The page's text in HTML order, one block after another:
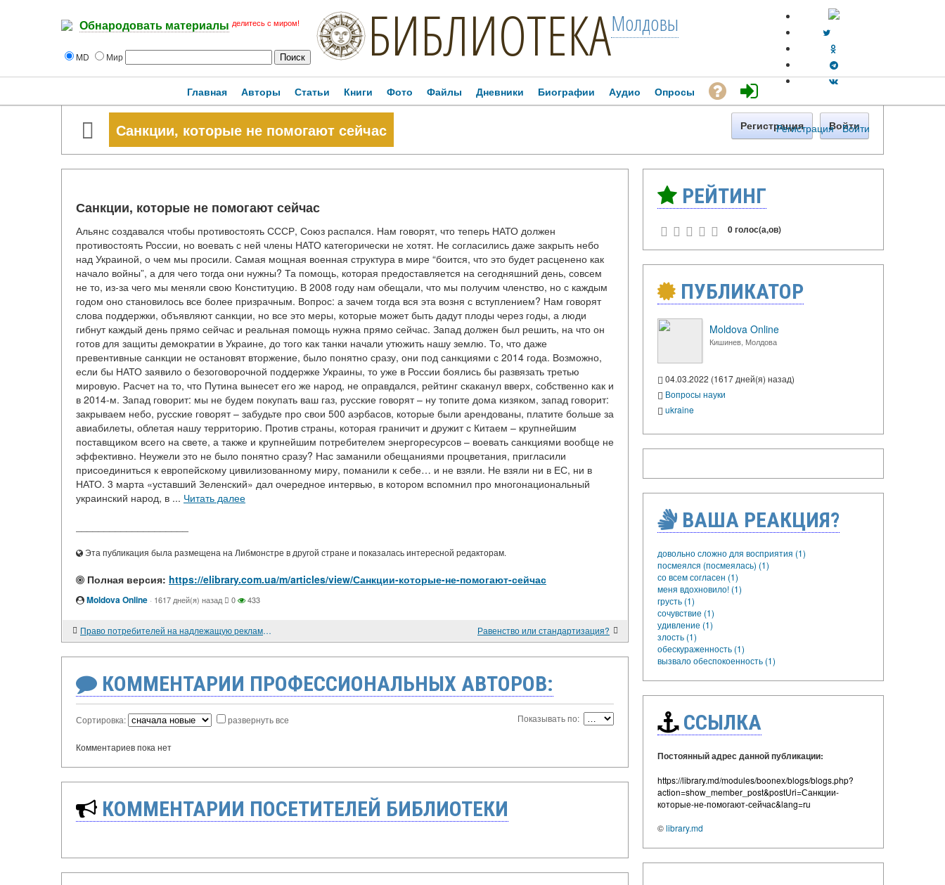
Обнародовать материалы делитесь с миром!
MD Мир БИБЛИОТЕКАМолдовы
Регистрация · Войти
Главная Авторы Статьи Книги Фото Файлы Дневники Биографии Аудио Опросы
Санкции, которые не помогают сейчас Регистрация Войти
Санкции, которые не помогают сейчас
Альянс создавался чтобы противостоять СССР, Союз распался. Нам говорят, что теперь НАТО должен
противостоять России, но воевать с ней члены НАТО категорически не хотят. Не согласились даже закрыть небо
над Украиной, о чем мы просили. Самая мощная военная структура в мире “боится, что это будет расценено как
начало войны”, а для чего тогда они нужны? Та помощь, которая предоставляется на сегодняшний день, совсем
не то, из-за чего мы меняли свою Конституцию. В 2008 году нам обещали, что мы получим членство, но с каждым
годом оно становилось все более призрачным. Вопрос: а зачем тогда вся эта возня с вступлением? Нам говорят
слова поддержки, объявляют санкции, но все это меры, которые может быть дадут плоды через годы, а люди
гибнут каждый день прямо сейчас и реальная помощь нужна прямо сейчас. Запад должен был решить, на что он
готов для защиты демократии в Украине, до того как танки начали утюжить нашу землю. То, что даже
превентивные санкции не остановят вторжение, было понятно сразу, они под санкциями с 2014 года. Возможно,
если бы НАТО заявило о безоговорочной поддержке Украины, то уже в России боялись бы развязать третью
мировую. Расчет на то, что Путина вынесет его же народ, не оправдался, рейтинг скаканул вверх, собственно как и
в 2014-м. Запад говорит: мы не будем покупать ваш газ, русские говорят – ну топите дома кизяком, запад говорит:
закрываем небо, русские говорят – забудьте про свои 500 аэрбасов, которые были арендованы, платите больше за
авиабилеты, облетая нашу территорию. Против страны, которая граничит и дружит с Китаем – крупнейшим
поставщиком всего на свете, а также и крупнейшим потребителем энергоресурсов – воевать санкциями вообще не
эффективно. Неужели это не было понятно сразу? Нас заманили обещаниями процветания, пригласили
присоединиться к европейскому цивилизованному миру, поманили к себе… и не взяли. Не взяли ни в ЕС, ни в
НАТО. 3 марта «уставший Зеленский» дал очередное интервью, в котором вспомнил про многонациональный
украинский народ, в ... Читать далее
Эта публикация была размещена на Либмонстре в другой стране и показалась интересной редакторам.
Полная версия: https://elibrary.com.ua/m/articles/view/Санкции-которые-не-помогают-сейчас
Moldova Online · 1617 дней(я) назад 0 433
Право потребителей на надлежащую рекламу и его защита по законодательству Республики Таджикистан. 2017 Равенство или стандартизация?
КОММЕНТАРИИ ПРОФЕССИОНАЛЬНЫХ АВТОРОВ:
Сортировка: развернуть все Показывать по:
Комментариев пока нет
КОММЕНТАРИИ ПОСЕТИТЕЛЕЙ БИБЛИОТЕКИ
РЕЙТИНГ
0 голос(а,ов)
ПУБЛИКАТОР
Moldova Online
Кишинев, Молдова
04.03.2022 (1617 дней(я) назад)
Вопросы науки
ukraine
ВАША РЕАКЦИЯ?
довольно сложно для восприятия (1)
посмеялся (посмеялась) (1)
со всем согласен (1)
меня вдохновило! (1)
грусть (1)
сочувствие (1)
удивление (1)
злость (1)
обескураженность (1)
вызвало обеспокоенность (1)
ССЫЛКА
Постоянный адрес данной публикации:
https://library.md/modules/boonex/blogs/blogs.php?
action=show_member_post&postUri=Санкции-
которые-не-помогают-сейчас&lang=ru
©library.md